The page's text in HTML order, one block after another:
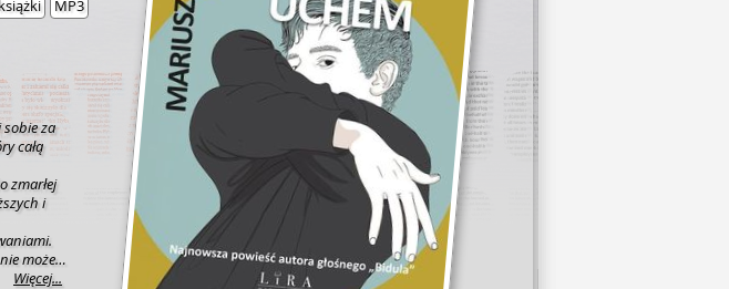
książki
MP3
sobie za
całą
zmarłej
i
może
Więcej...